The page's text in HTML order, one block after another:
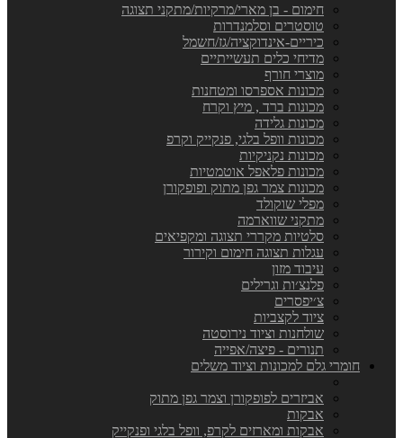
חימום - בן מארי/מרקיות/מתקני תצוגה
טוסטרים וסלמנדרות
כיריים-אינדוקציה/גז/חשמל
מדיחי כלים תעשייתיים
מוצרי חורף
מכונות אספרסו ומטחנות
מכונות ברד , מיץ וקרח
מכונות גלידה
מכונות וופל בלגי, פנקייק וקרפ
מכונות נקניקיות
מכונות פלאפל אוטמטיות
מכונות צמר גפן מתוק ופופקורן
מפלי שוקולד
מתקני שווארמה
סלטיות מקררי תצוגה ומקפיאים
עגלות תצוגה חימום וקירור
עיבוד מזון
פלנצ׳ות וגרילים
צ׳יפסרים
ציוד לקצביות
שולחנות וציוד נירוסטה
תנורים - פיצה/אפייה
חומרי גלם למכונות וציוד משלים
אביזרים לפופקורן וצמר גפן מתוק
אבקות
אבקות ומארזים לקרפ, וופל בלגי ופנקייק